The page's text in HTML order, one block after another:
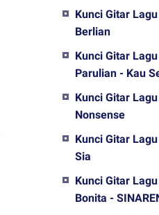
Kunci Gitar
Berlian
Kunci Gitar
Parulian - Kau
Kunci Gitar
Nonsense
Kunci Gitar
Sia
Kunci Gitar
Bonita -